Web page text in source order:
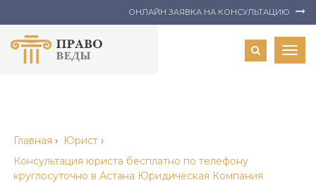
ОНЛАЙН ЗАЯВКА НА КОНСУЛЬТАЦИЮ
Главная › Юрист ›
Консультация юриста бесплатно по телефону
круглосуточно в Астана Юридическая Компания